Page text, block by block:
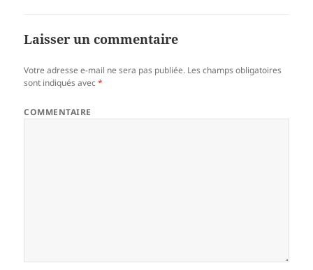
Laisser un commentaire
Votre adresse e-mail ne sera pas publiée. Les champs obligatoires
sont indiqués avec*
COMMENTAIRE